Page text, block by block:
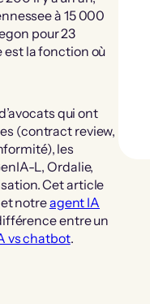
à 15 000
pour 23
est la fonction où
qui ont
(contract review,
les
L, Ordalie,
Cet article
notreagent IA
entre un
vs chatbot.